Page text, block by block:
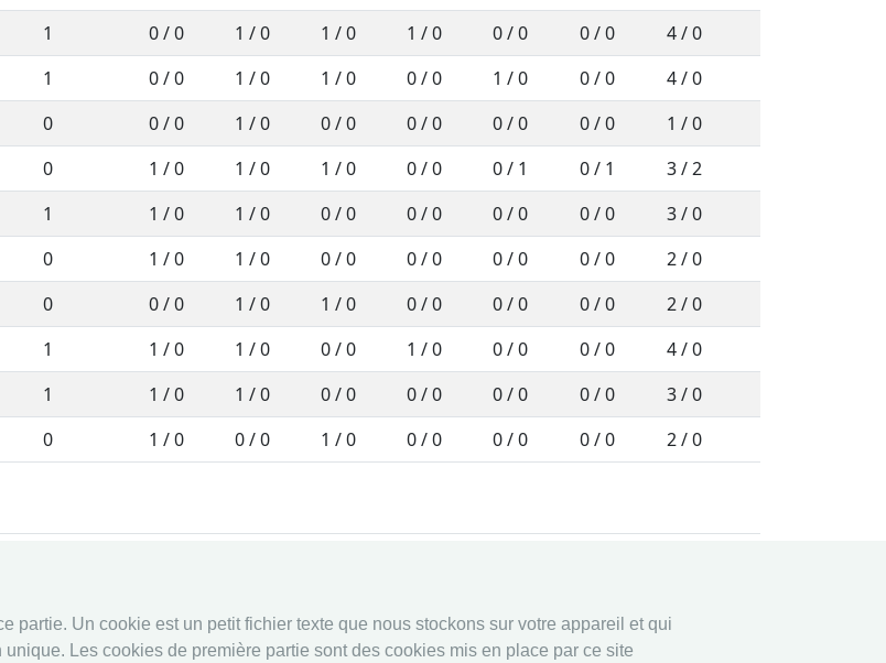
partie. Un cookie est un petit fichier texte que nous stockons sur votre appareil et qui
Les cookies de première partie sont des cookies mis en place par ce site
1 0 / 0 1 / 0 1 / 0 1 / 0 0 / 0 0 / 0
4 / 0
1 0 / 0 1 / 0 1 / 0 0 / 0 1 / 0 0 / 0
4 / 0
0 0 / 0 1 / 0 0 / 0 0 / 0 0 / 0 0 / 0
1 / 0
0 1 / 0 1 / 0 1 / 0 0 / 0 0 / 1 0 / 1
3 / 2
1 1 / 0 1 / 0 0 / 0 0 / 0 0 / 0 0 / 0
3 / 0
0 1 / 0 1 / 0 0 / 0 0 / 0 0 / 0 0 / 0
2 / 0
0 0 / 0 1 / 0 1 / 0 0 / 0 0 / 0 0 / 0
2 / 0
1 1 / 0 1 / 0 0 / 0 1 / 0 0 / 0 0 / 0
4 / 0
1 1 / 0 1 / 0 0 / 0 0 / 0 0 / 0 0 / 0
3 / 0
0 1 / 0 0 / 0 1 / 0 0 / 0 0 / 0 0 / 0 2 / 0
Archive
Système en ligne
Securité data